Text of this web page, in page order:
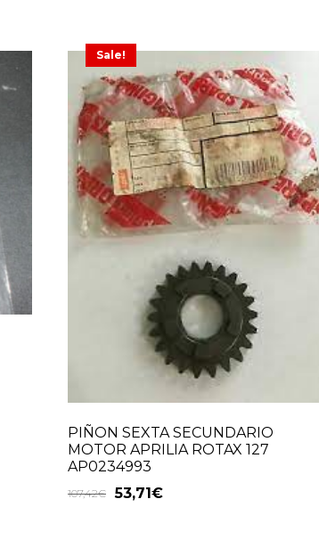
Sale!
PIÑON SEXTA SECUNDARIO
MOTOR APRILIA ROTAX 127
AP0234993
107,42€ 53,71€